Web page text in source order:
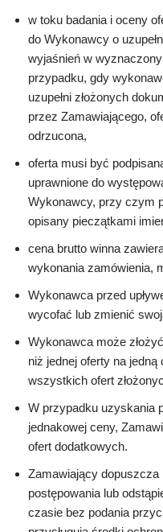
w toku badania i oceny
do Wykonawcy o
wyjaśnień w
przypadku, gdy
uzupełni złożonych
przez Zamawiającego,
odrzucona,
oferta musi być
uprawnione do
Wykonawcy, przy czym
opisany pieczątkami
cena brutto winna
wykonania zamówienia,
Wykonawca przed
wycofać lub zmienić
Wykonawca może
niż jednej oferty na
wszystkich ofert
W przypadku uzyskania
jednakowej ceny,
ofert dodatkowych.
Zamawiający
postępowania lub
czasie bez podania